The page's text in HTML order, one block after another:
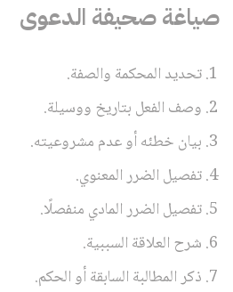
صياغة صحيفة الدعوى
تحديد المحكمة والصفة.
وصف الفعل بتاريخ ووسيلة.
بيان خطئه أو عدم مشروعيته.
تفصيل الضرر المعنوي.
تفصيل الضرر المادي منفصلًا.
شرح العلاقة السببية.
ذكر المطالبة السابقة أو الحكم.